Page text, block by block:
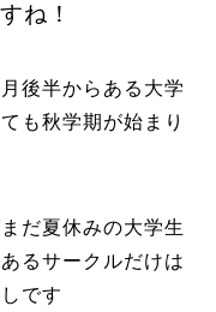
ね！
後半からある大学
も秋学期が始まり
だ夏休みの大学生
るサークルだけは
です